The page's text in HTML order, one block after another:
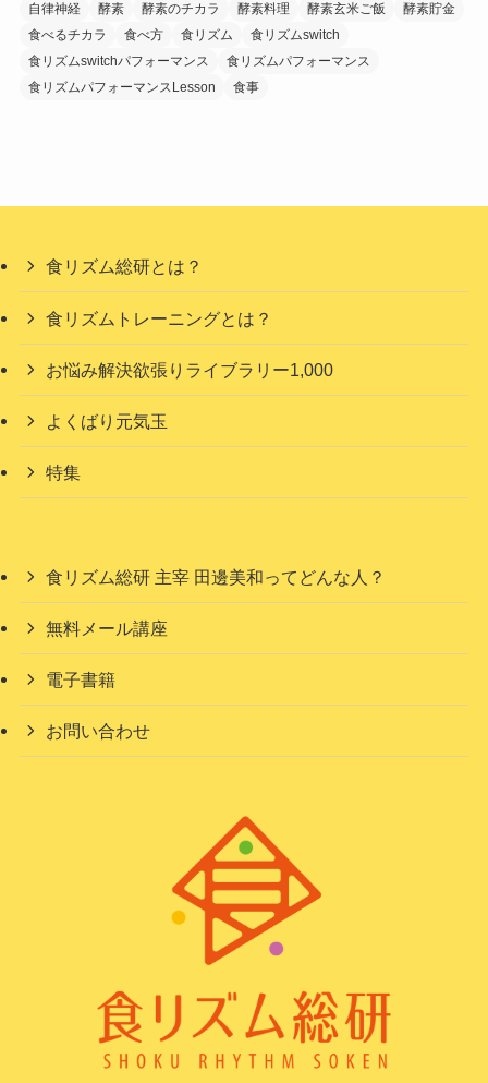
自律神経
酵素 酵素のチカラ 酵素料理 酵素玄米ご飯
酵素貯金
食べるチカラ
食べ方 食リズム
食リズムswitch
食リズムswitchパフォーマンス
食リズムパフォーマンス
食リズムパフォーマンスLesson
食事
食リズム総研とは？
食リズムトレーニングとは？
お悩み解決欲張りライブラリー1,000
よくばり元気玉
特集
食リズム総研 主宰 田邊美和ってどんな人？
無料メール講座
電子書籍
お問い合わせ